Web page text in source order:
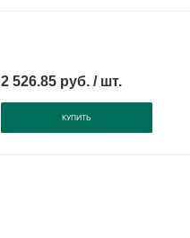
2 526.85 руб. / шт.
КУПИТЬ